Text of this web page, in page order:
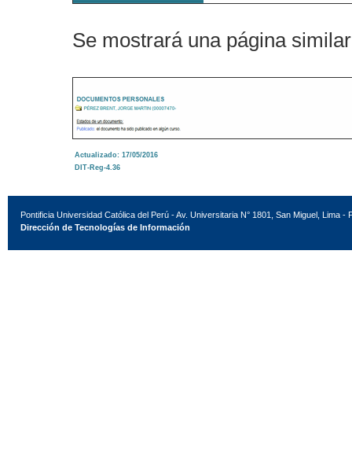
Se mostrará una página
Actualizado: 17/05/2016
DIT-Reg-4.36
Pontificia Universidad Católica del Perú - Av. Universitaria N° 1801, San Miguel, Lima -
Dirección de Tecnologías de Información